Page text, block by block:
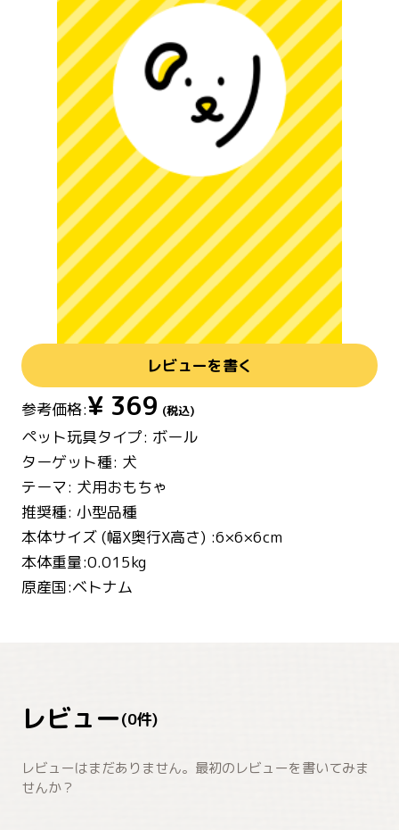
レビューを書く
参考価格:¥ 369 (税込)
ペット玩具タイプ: ボール
ターゲット種: 犬
テーマ: 犬用おもちゃ
推奨種: 小型品種
本体サイズ (幅X奥行X高さ) :6×6×6cm
本体重量:0.015kg
原産国:ベトナム
レビュー(0件)
レビューはまだありません。最初のレビューを書いてみま
せんか？